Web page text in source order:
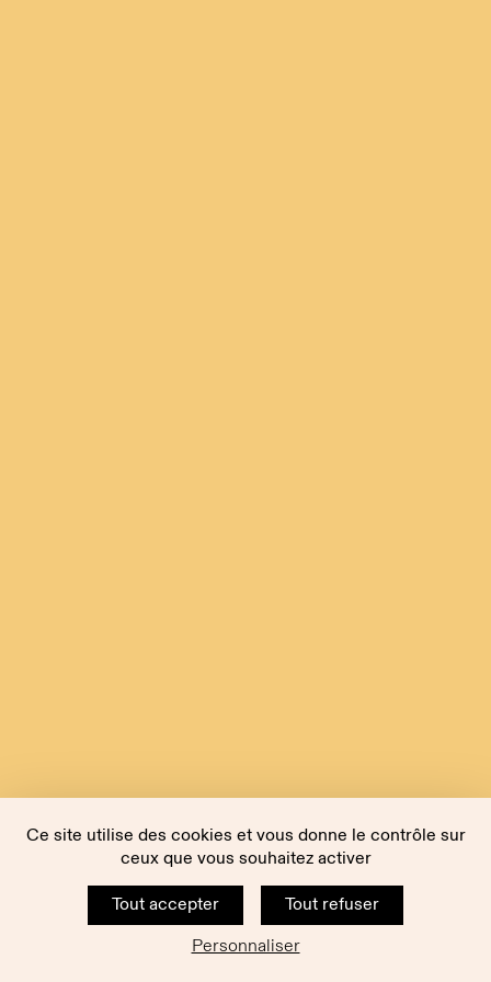
Ce site utilise des cookies et vous donne le contrôle sur
ceux que vous souhaitez activer
Tout accepter
Tout refuser
Personnaliser